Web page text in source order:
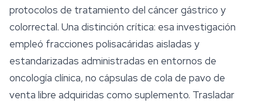
protocolos de tratamiento del cáncer gástrico y
colorrectal. Una distinción crítica: esa investigación
empleó fracciones polisacáridas aisladas y
estandarizadas administradas en entornos de
oncología clínica, no cápsulas de cola de pavo de
venta libre adquiridas como suplemento. Trasladar